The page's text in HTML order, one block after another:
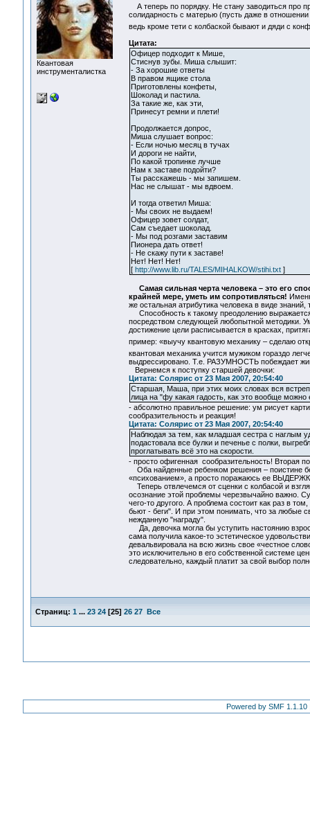
Квантовая
инструменталистка
А теперь по порядку. Не стану заводиться про
солидарность с матерью (пусть даже в отношении
ведь кроме тети с колбаской бывают и дяди с
Цитата:
Офицер подходит к Мише,
Стиснув зубы. Миша слышит:
- За хорошие ответы
В правом ящике стола
Приготовлены конфеты,
Шоколад и пастила.
За такие же, как эти,
Принесут ремни и плети!
Продолжается допрос,
Миша слушает вопрос:
- Если ночью месяц в тучах
И дороги не найти,
По какой тропинке лучше
Нам к заставе подойти?
Ты расскажешь - мы запишем.
Нас не слышат - мы вдвоем.
И тогда ответил Миша:
- Мы своих не выдаем!
Офицер зовет солдат,
Сам съедает шоколад.
- Мы под розгами заставим
Пионера дать ответ!
- Не скажу пути к заставе!
Нет! Нет! Нет!
[ http://www.lib.ru/TALES/MIHALKOW/stihi.txt]
Самая сильная черта человека – это его
крайней мере, уметь им сопротивляться!
же остальная атрибутика человека в виде
Способность к такому преодолению
посредством следующей любопытной методики.
достижение цели расписывается в красках,
пример: «выучу квантовую механику – сделаю
квантовая механика учится мужиком гораздо
выдрессировано. Т.е. РАЗУМНОСТЬ побеждает
Вернемся к поступку старшей девочки:
Цитата: Солярис от 23 Мая 2007, 20:54:40
Старшая, Маша, при этих моих словах вся
лица на "фу какая гадость, как это вообще можно
- абсолютно правильное решение: ум рисует
сообразительность и реакция!
Цитата: Солярис от 23 Мая 2007, 20:54:40
Наблюдая за тем, как младшая сестра с наглым
подастовала все булки и печенье с полки,
проглатывать всё это на скорости.
- просто офигенная сообразительность! Вторая
Оба найденные ребенком решения – поистине
«психованием», а просто поражаюсь ее
Теперь отвлечемся от сценки с колбасой и
осознание этой проблемы черезвычайно важно.
чего-то другого. А проблема состоит как раз в
бьют - беги". И при этом понимать, что за любые
нежданную "награду".
Да, девочка могла бы уступить настоянию
сама получила какое-то эстетическое
девальвировала на всю жизнь свое «честное
это исключительно в его собственной системе
следовательно, каждый платит за свой выбор
Страниц: 1 ... 23 24[25] 26 27 Все
Powered by SMF 1.1.10